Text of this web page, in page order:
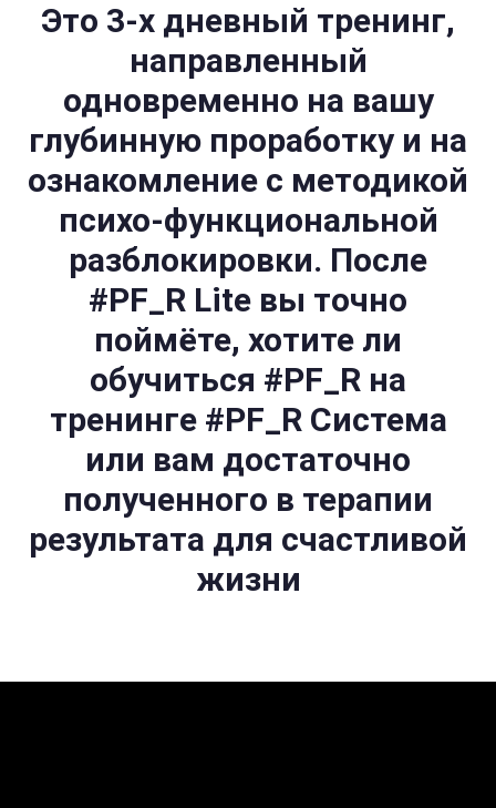
Это 3-х дневный тренинг,
направленный
одновременно на вашу
глубинную проработку и на
ознакомление с методикой
психо-функциональной
разблокировки. После
#PF_R Lite вы точно
поймёте, хотите ли
обучиться #PF_R на
тренинге #PF_R Система
или вам достаточно
полученного в терапии
результата для счастливой
жизни